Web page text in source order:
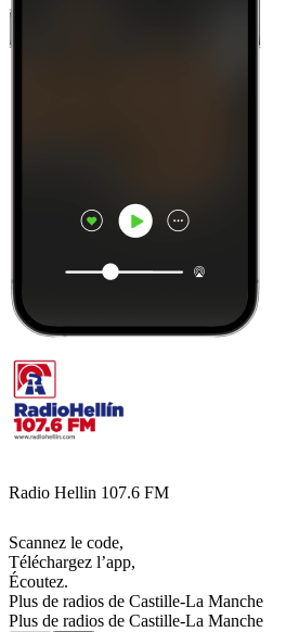
Radio Hellin 107.6 FM
Scannez le code,
Téléchargez l’app,
Écoutez.
Plus de radios de Castille-La Manche
Plus de radios de Castille-La Manche